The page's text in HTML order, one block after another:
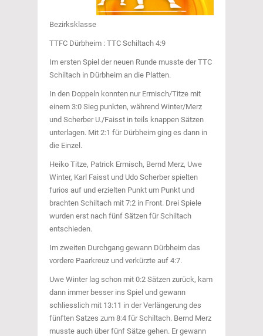
Bezirksklasse
TTFC Dürbheim : TTC Schiltach 4:9
Im ersten Spiel der neuen Runde musste der TTC
Schiltach in Dürbheim an die Platten.
In den Doppeln konnten nur Ermisch/Titze mit
einem 3:0 Sieg punkten, während Winter/Merz
und Scherber U./Faisst in teils knappen Sätzen
unterlagen. Mit 2:1 für Dürbheim ging es dann in
die Einzel.
Heiko Titze, Patrick Ermisch, Bernd Merz, Uwe
Winter, Karl Faisst und Udo Scherber spielten
furios auf und erzielten Punkt um Punkt und
brachten Schiltach mit 7:2 in Front. Drei Spiele
wurden erst nach fünf Sätzen für Schiltach
entschieden.
Im zweiten Durchgang gewann Dürbheim das
vordere Paarkreuz und verkürzte auf 4:7.
Uwe Winter lag schon mit 0:2 Sätzen zurück, kam
dann immer besser ins Spiel und gewann
schliesslich mit 13:11 in der Verlängerung des
fünften Satzes zum 8:4 für Schiltach. Bernd Merz
musste auch über fünf Sätze gehen. Er gewann